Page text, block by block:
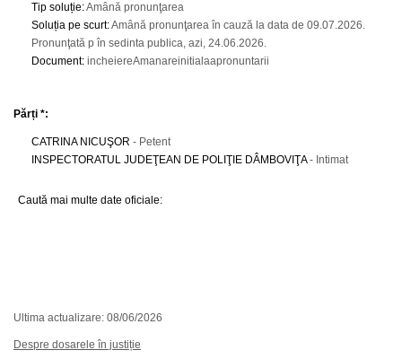
Tip soluție:Amână pronunţarea
Soluția pe scurt:Amână pronunţarea în cauză la data de 09.07.2026.
Pronunţată p în sedinta publica, azi, 24.06.2026.
Document: incheiereAmanareinitialaapronuntarii
Părți *:
CATRINA NICUŞOR - Petent
INSPECTORATUL JUDEŢEAN DE POLIŢIE DÂMBOVIŢA- Intimat
Caută mai multe date oficiale:
Ultima actualizare: 08/06/2026
Despre dosarele în justiție